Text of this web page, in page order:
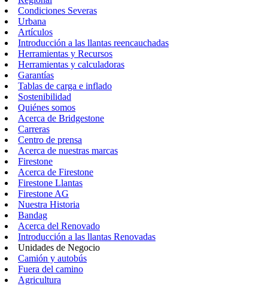
Condiciones Severas
Urbana
Artículos
Introducción a las llantas reencauchadas
Herramientas y Recursos
Herramientas y calculadoras
Garantías
Tablas de carga e inflado
Sostenibilidad
Quiénes somos
Acerca de Bridgestone
Carreras
Centro de prensa
Acerca de nuestras marcas
Firestone
Acerca de Firestone
Firestone Llantas
Firestone AG
Nuestra Historia
Bandag
Acerca del Renovado
Introducción a las llantas Renovadas
Unidades de Negocio
Camión y autobús
Fuera del camino
Agricultura